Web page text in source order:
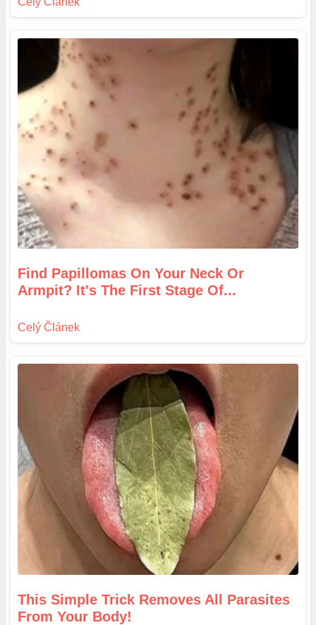
Find Papillomas On Your Neck Or
Armpit? It's The First Stage Of...
This Simple Trick Removes All Parasites
From Your Body!